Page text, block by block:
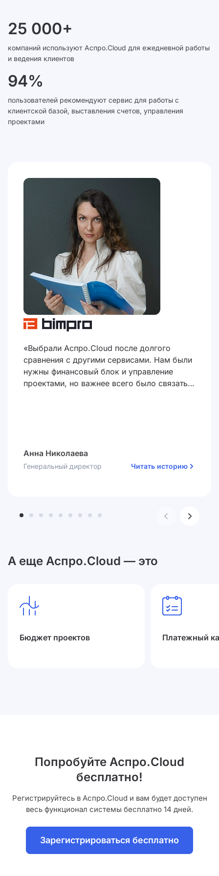
25 000+
компаний используют Аспро.Cloud для ежедневной работы
и ведения клиентов
94%
пользователей рекомендуют сервис для работы с
клиентской базой, выставления счетов, управления
проектами
«Выбрали Аспро.Cloud после долгого
сравнения с другими сервисами. Нам были
нужны финансовый блок и управление
проектами, но важнее всего было связать
Анна Николаева
Генеральный директор Читать историю
А еще Аспро.Cloud — это
Бюджет проектов Платежный
Попробуйте Аспро.Cloud
бесплатно!
Регистрируйтесь в Аспро.Cloud и вам будет доступен
весь функционал системы бесплатно 14 дней.
Зарегистрироваться бесплатно